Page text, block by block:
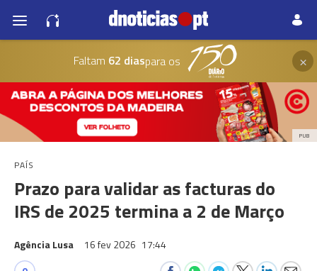
Faltam 62 diaspara os ×
PUB
PAÍS
Prazo para validar as facturas do
IRS de 2025 termina a 2 de Março
Agência Lusa 16 fev 2026 17:44